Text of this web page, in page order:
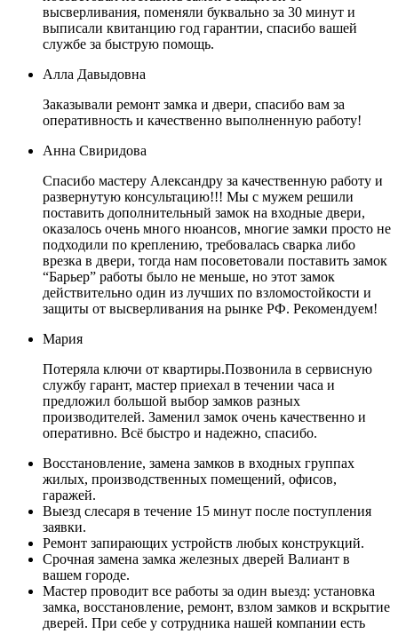
высверливания, поменяли буквально за 30 минут и
выписали квитанцию год гарантии, спасибо вашей
службе за быструю помощь.
Алла Давыдовна
Заказывали ремонт замка и двери, спасибо вам за
оперативность и качественно выполненную работу!
Анна Свиридова
Спасибо мастеру Александру за качественную работу и
развернутую консультацию!!! Мы с мужем решили
поставить дополнительный замок на входные двери,
оказалось очень много нюансов, многие замки просто не
подходили по креплению, требовалась сварка либо
врезка в двери, тогда нам посоветовали поставить замок
“Барьер” работы было не меньше, но этот замок
действительно один из лучших по взломостойкости и
защиты от высверливания на рынке РФ. Рекомендуем!
Мария
Потеряла ключи от квартиры.Позвонила в сервисную
службу гарант, мастер приехал в течении часа и
предложил большой выбор замков разных
производителей. Заменил замок очень качественно и
оперативно. Всё быстро и надежно, спасибо.
Восстановление, замена замков в входных группах
жилых, производственных помещений, офисов,
гаражей.
Выезд слесаря в течение 15 минут после поступления
заявки.
Ремонт запирающих устройств любых конструкций.
Срочная замена замка железных дверей Валиант в
вашем городе.
Мастер проводит все работы за один выезд: установка
замка, восстановление, ремонт, взлом замков и вскрытие
дверей. При себе у сотрудника нашей компании есть